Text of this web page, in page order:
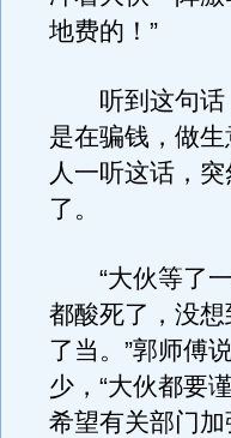
地费的！”
听到这句话，
是在骗钱，做
人一听这话，
了。
“大伙等了一
都酸死了，没
了当。”郭师傅
少，“大伙都要
希望有关部门